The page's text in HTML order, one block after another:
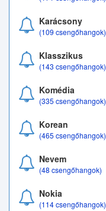
Karácsony
(109 csengőhangok)
Klasszikus
(143 csengőhangok)
Komédia
(335 csengőhangok)
Korean
(465 csengőhangok)
Nevem
(48 csengőhangok)
Nokia
(114 csengőhangok)